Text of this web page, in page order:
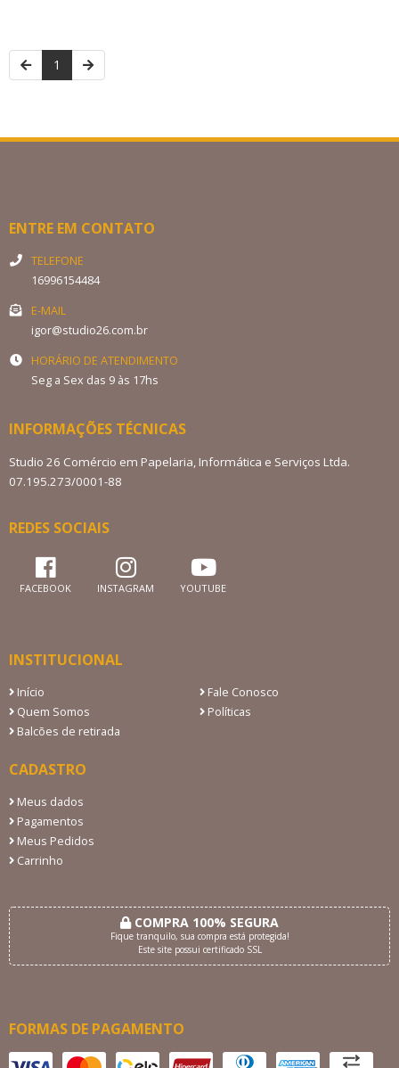
1
ENTRE EM CONTATO
TELEFONE
16996154484
E-MAIL
igor@studio26.com.br
HORÁRIO DE ATENDIMENTO
Seg a Sex das 9 às 17hs
INFORMAÇÕES TÉCNICAS
Studio 26 Comércio em Papelaria, Informática e Serviços Ltda.
07.195.273/0001-88
REDES SOCIAIS
FACEBOOK INSTAGRAM YOUTUBE
INSTITUCIONAL
Início
Fale Conosco
Quem Somos
Políticas
Balcões de retirada
CADASTRO
Meus dados
Pagamentos
Meus Pedidos
Carrinho
COMPRA 100% SEGURA
Fique tranquilo, sua compra está protegida!
Este site possui certificado SSL
FORMAS DE PAGAMENTO